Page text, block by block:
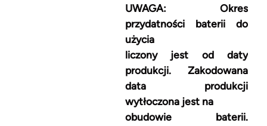
UWAGA: Okres
przydatności baterii do
użycia
liczony jest od daty
produkcji. Zakodowana
data produkcji
wytłoczona jest na
obudowie baterii.